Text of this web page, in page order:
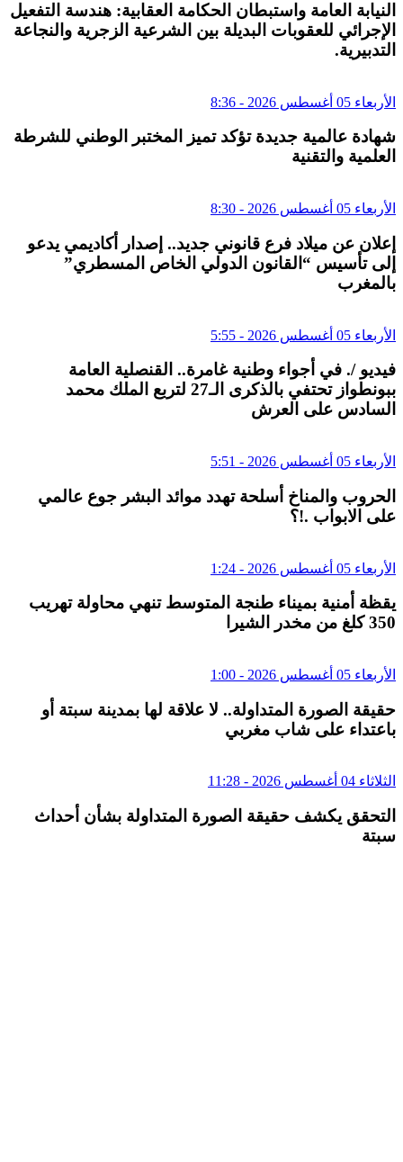
النيابة العامة واستبطان الحكامة العقابية: هندسة التفعيل
الإجرائي للعقوبات البديلة بين الشرعية الزجرية والنجاعة
التدبيرية.
الأربعاء 05 أغسطس 2026 - 8:36
شهادة عالمية جديدة تؤكد تميز المختبر الوطني للشرطة
العلمية والتقنية
الأربعاء 05 أغسطس 2026 - 8:30
إعلان عن ميلاد فرع قانوني جديد.. إصدار أكاديمي يدعو
إلى تأسيس “القانون الدولي الخاص المسطري”
بالمغرب
الأربعاء 05 أغسطس 2026 - 5:55
فيديو /. في أجواء وطنية غامرة.. القنصلية العامة
ببونطواز تحتفي بالذكرى الـ27 لتربع الملك محمد
السادس على العرش
الأربعاء 05 أغسطس 2026 - 5:51
الحروب والمناخ أسلحة تهدد موائد البشر جوع عالمي
على الابواب .!؟
الأربعاء 05 أغسطس 2026 - 1:24
يقظة أمنية بميناء طنجة المتوسط تنهي محاولة تهريب
350 كلغ من مخدر الشيرا
الأربعاء 05 أغسطس 2026 - 1:00
حقيقة الصورة المتداولة.. لا علاقة لها بمدينة سبتة أو
باعتداء على شاب مغربي
الثلاثاء 04 أغسطس 2026 - 11:28
التحقق يكشف حقيقة الصورة المتداولة بشأن أحداث
سبتة